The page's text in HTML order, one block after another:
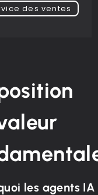
des ventes
les agents IA